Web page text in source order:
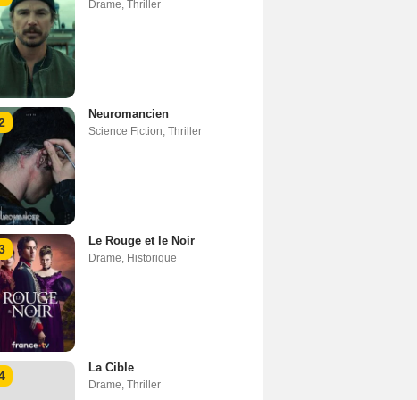
Drame, Thriller
Neuromancien
Science Fiction, Thriller
Le Rouge et le Noir
Drame, Historique
La Cible
Drame, Thriller